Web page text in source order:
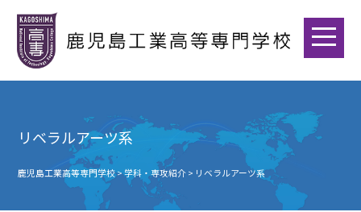
リベラルアーツ系
鹿児島工業高等専門学校>学科・専攻紹介> リベラルアーツ系